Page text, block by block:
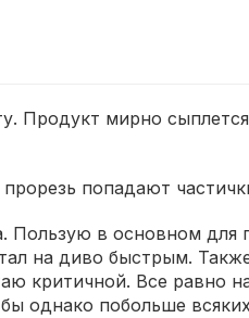
Продукт мирно
попадают
Пользую в основном для
на диво быстрым.
критичной. Все равно
однако побольше